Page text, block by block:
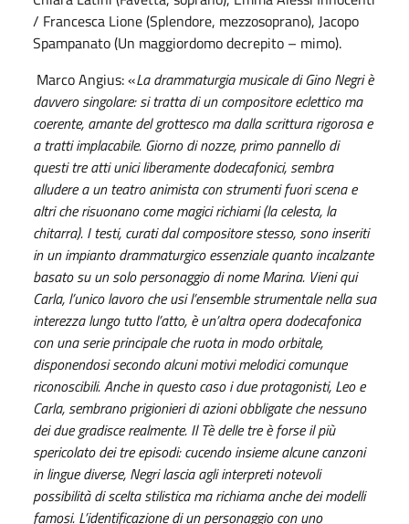
/ Francesca Lione (Splendore, mezzosoprano), Jacopo
Spampanato (Un maggiordomo decrepito – mimo).
Marco Angius: «La drammaturgia musicale di Gino Negri è
davvero singolare: si tratta di un compositore eclettico ma
coerente, amante del grottesco ma dalla scrittura rigorosa e
a tratti implacabile. Giorno di nozze, primo pannello di
questi tre atti unici liberamente dodecafonici, sembra
alludere a un teatro animista con strumenti fuori scena e
altri che risuonano come magici richiami (la celesta, la
chitarra). I testi, curati dal compositore stesso, sono inseriti
in un impianto drammaturgico essenziale quanto incalzante
basato su un solo personaggio di nome Marina. Vieni qui
Carla, l’unico lavoro che usi l’ensemble strumentale nella sua
interezza lungo tutto l’atto, è un’altra opera dodecafonica
con una serie principale che ruota in modo orbitale,
disponendosi secondo alcuni motivi melodici comunque
riconoscibili. Anche in questo caso i due protagonisti, Leo e
Carla, sembrano prigionieri di azioni obbligate che nessuno
dei due gradisce realmente. Il Tè delle tre è forse il più
spericolato dei tre episodi: cucendo insieme alcune canzoni
in lingue diverse, Negri lascia agli interpreti notevoli
possibilità di scelta stilistica ma richiama anche dei modelli
famosi. L’identificazione di un personaggio con uno